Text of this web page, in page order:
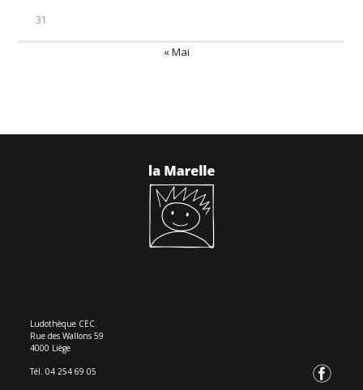
31
« Mai
Ludothèque CEC.
Rue des Wallons 59
4000 Liège
Tél. 04 254 69 05